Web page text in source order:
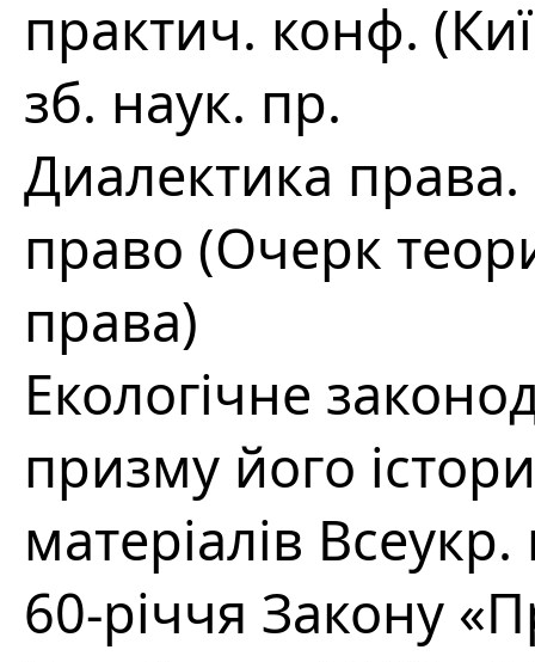
практич. конф.
зб. наук. пр.
Диалектика
право (Очерк
права)
Екологічне
призму його
матеріалів
60-річчя Закону